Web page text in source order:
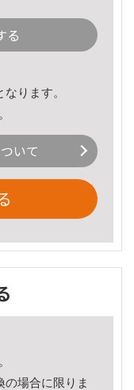
る
ります。
いて
場合に限りま